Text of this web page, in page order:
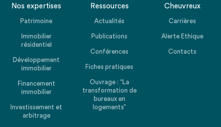
Nos expertises
Patrimoine
Immobilier
résidentiel
Développement
immobilier
Financement
immobilier
Investissement et
arbitrage
Ressources
Actualités
Publications
Conférences
Fiches pratiques
Ouvrage : “La
transformation de
bureaux en
logements”
Cheuvreux
Carrières
Alerte Ethique
Contacts